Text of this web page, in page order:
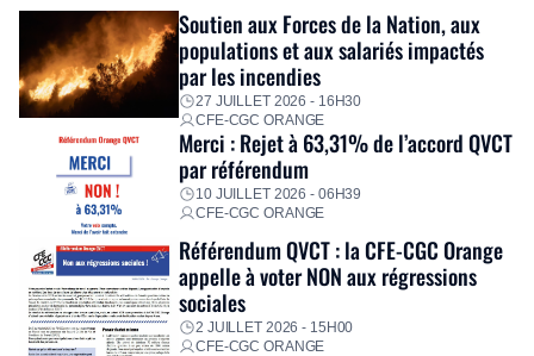
Fidèle à sa mission d’utilité sociale, le Groupe mobilise
immédiatement ses équipes afin de proposer un diagnostic
personnalisé, des aides financières pour faire face aux
premières dépenses, […]
Soutien aux Forces de la Nation, aux
populations et aux salariés impactés
par les incendies
27 JUILLET 2026 - 16H30
CFE-CGC ORANGE
Merci : Rejet à 63,31% de l’accord QVCT
par référendum
10 JUILLET 2026 - 06H39
CFE-CGC ORANGE
Référendum QVCT : la CFE-CGC Orange
appelle à voter NON aux régressions
sociales
2 JUILLET 2026 - 15H00
CFE-CGC ORANGE